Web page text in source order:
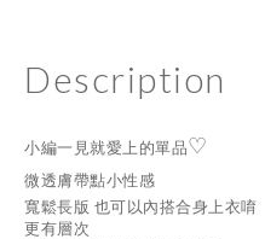
Description
小編一見就愛上的單品♡
微透膚帶點小性感
寬鬆長版 也可以內搭合身上衣唷
更有層次